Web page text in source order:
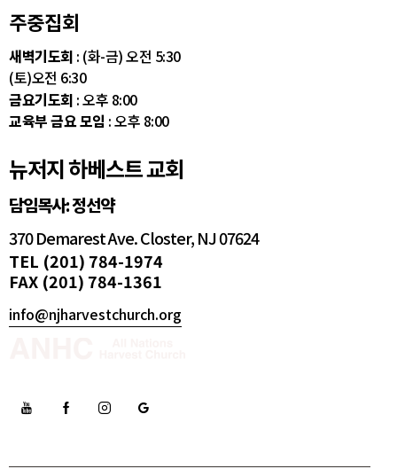
주중집회
새벽기도회 : (화-금) 오전 5:30
(토)오전 6:30
금요기도회 : 오후 8:00
교육부 금요 모임 : 오후 8:00
뉴저지 하베스트 교회
담임목사: 정선약
370 Demarest Ave. Closter, NJ 07624
TEL (201) 784-1974
FAX (201) 784-1361
info@njharvestchurch.org